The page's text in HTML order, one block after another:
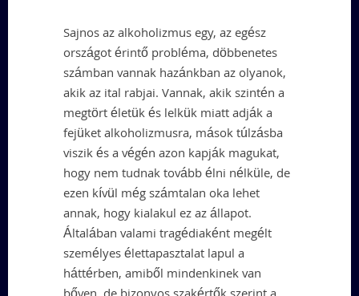
Sajnos az alkoholizmus egy, az egész
országot érintő probléma, döbbenetes
számban vannak hazánkban az olyanok,
akik az ital rabjai. Vannak, akik szintén a
megtört életük és lelkük miatt adják a
fejüket alkoholizmusra, mások túlzásba
viszik és a végén azon kapják magukat,
hogy nem tudnak tovább élni nélküle, de
ezen kívül még számtalan oka lehet
annak, hogy kialakul ez az állapot.
Általában valami tragédiaként megélt
személyes élettapasztalat lapul a
háttérben, amiből mindenkinek van